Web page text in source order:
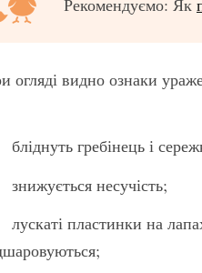
огляді видно ознаки
бліднуть гребінець і
знижується несучість;
лускаті пластинки на